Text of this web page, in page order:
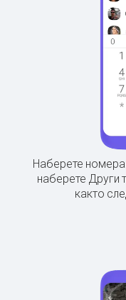
Наберете номера
наберете Други
както